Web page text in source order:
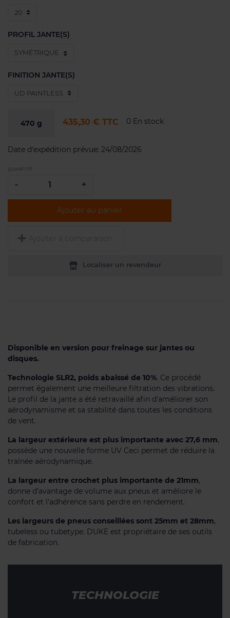
PROFIL JANTE(S)
FINITION JANTE(S)
470 g 435,30 € TTC 0 En stock
Date d'expédition prévue: 24/08/2026
QUANTITÉ
- +
Ajouter au panier
Ajouter à comparaison
Localiser un revendeur
Disponible en version pour freinage sur jantes ou
disques.
Technologie SLR2, poids abaissé de 10%. Ce procédé
permet également une meilleure filtration des vibrations.
Le profil de la jante a été retravaillé afin d'améliorer son
aérodynamisme et sa stabilité dans toutes les conditions
de vent.
La largeur extérieure est plus importante avec 27,6 mm,
possède une nouvelle forme UV Ceci permet de réduire la
traînée aérodynamique.
La largeur entre crochet plus importante de 21mm,
donne d'avantage de volume aux pneus et améliore le
confort et l'adhérence sans perdre en rendement.
Les largeurs de pneus conseillées sont 25mm et 28mm,
tubeless ou tubetype. DUKE est propriétaire de ses outils
de fabrication.
TECHNOLOGIE